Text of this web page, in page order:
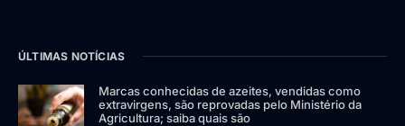
ÚLTIMAS NOTÍCIAS
Marcas conhecidas de azeites, vendidas como
extravirgens, são reprovadas pelo Ministério da
Agricultura; saiba quais são